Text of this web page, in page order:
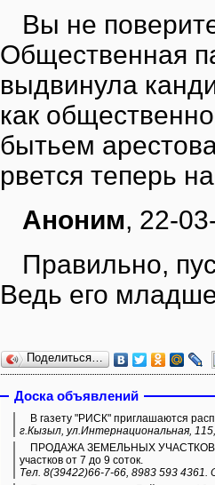
Вы не
Общественная
выдвинула
как
бытьем
рвется теперь
Аноним, 22-
Правильно,
Ведь его
Поделиться…
Доска объявлений
В газету "РИСК" приглашаются
г.Кызыл, ул.Интернациональная,
ПРОДАЖА ЗЕМЕЛЬНЫХ УЧАСТКОВ
участков от 7 до 9 соток.
Тел. 8(39422)66-7-66, 8983 593